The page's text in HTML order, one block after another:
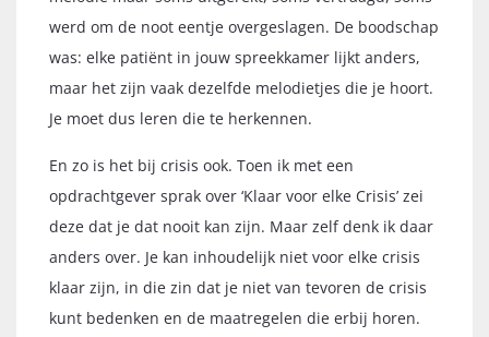
werd om de noot eentje overgeslagen. De boodschap
was: elke patiënt in jouw spreekkamer lijkt anders,
maar het zijn vaak dezelfde melodietjes die je hoort.
Je moet dus leren die te herkennen.
En zo is het bij crisis ook. Toen ik met een
opdrachtgever sprak over ‘Klaar voor elke Crisis’ zei
deze dat je dat nooit kan zijn. Maar zelf denk ik daar
anders over. Je kan inhoudelijk niet voor elke crisis
klaar zijn, in die zin dat je niet van tevoren de crisis
kunt bedenken en de maatregelen die erbij horen.